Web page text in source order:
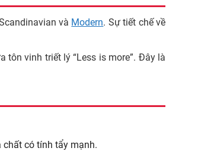
và Modern. Sự tiết chế về
vinh triết lý “Less is more”. Đây là
có tính tẩy mạnh.